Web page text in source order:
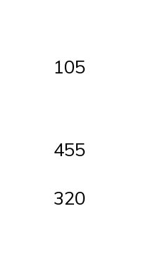
105
455
320